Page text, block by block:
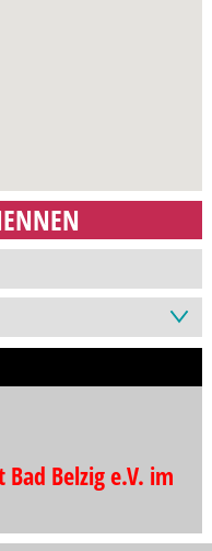
Bad Belzig e.V. im